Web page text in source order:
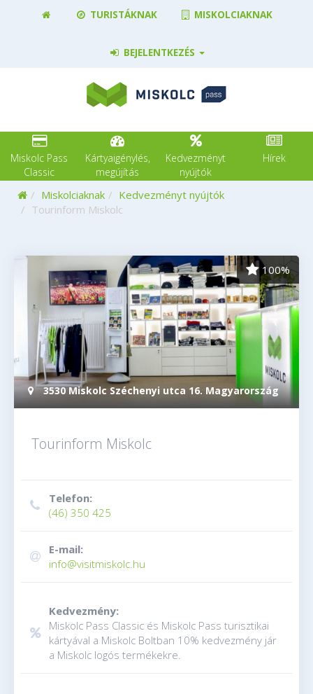
TURISTÁKNAK MISKOLCIAKNAK
BEJELENTKEZÉS
Miskolc Pass
Classic
Kártyaigénylés,
megújítás
Kedvezményt
nyújtók
Hírek
Kezdőoldal
Miskolciaknak
Kedvezményt nyújtók
Tourinform Miskolc
3530 Miskolc Széchenyi utca 16. Magyarország
100%
Tourinform Miskolc
Telefon:
(46) 350 425
E-mail:
info@visitmiskolc.hu
Kedvezmény:
Miskolc Pass Classic és Miskolc Pass turisztikai
kártyával a Miskolc Boltban 10% kedvezmény jár
a Miskolc logós termékekre.